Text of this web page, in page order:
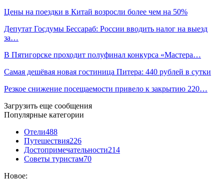
Цены на поездки в Китай возросли более чем на 50%
Депутат Госдумы Бессараб: России вводить налог на выезд
за…
В Пятигорске проходит полуфинал конкурса «Мастера…
Самая дешёвая новая гостиница Питера: 440 рублей в сутки
Резкое снижение посещаемости привело к закрытию 220…
Загрузить еще сообщения
Популярные категории
Отели488
Путешествия226
Достопримечательности214
Советы туристам70
Новое: